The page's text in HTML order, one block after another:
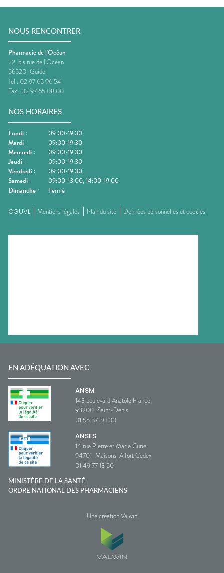
NOUS RENCONTRER
Pharmacie de l'Océan
22, bis rue de l'Océan
56520 Guidel
Tel : 02 97 65 96 54
Fax : 02 97 65 08 00
NOS HORAIRES
Lundi :
09:00-19:30
Mardi :
09:00-19:30
Mercredi :
09:00-19:30
Jeudi :
09:00-19:30
Vendredi :
09:00-19:30
Samedi :
09:00-13:00, 14:00-19:00
Dimanche : Fermé
CGUVL Mentions légales Plan du site Données personnelles et cookies
EN ADÉQUATION AVEC
ANSM
143 boulevard Anatole France
93200 Saint-Denis
01 55 87 30 00
ANSES
14 rue Pierre et Marie Curie
94701 Maisons-Alfort Cedex
01 49 77 13 50
MINISTÈRE DE LA SANTÉ
ORDRE NATIONAL DES PHARMACIENS
Une création Valwin